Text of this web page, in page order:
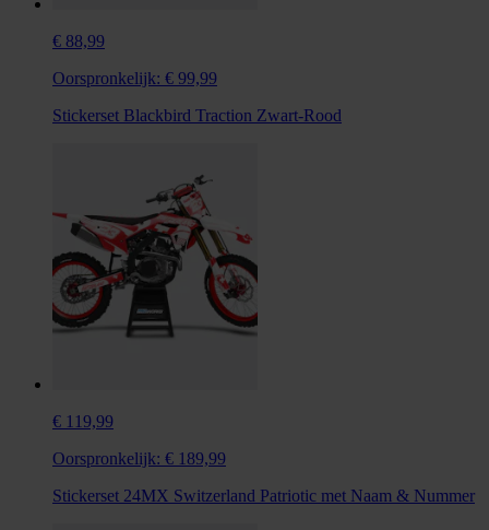
€ 88,99
Oorspronkelijk: € 99,99
Stickerset Blackbird Traction Zwart-Rood
€ 119,99
Oorspronkelijk: € 189,99
Stickerset 24MX Switzerland Patriotic met Naam & Nummer